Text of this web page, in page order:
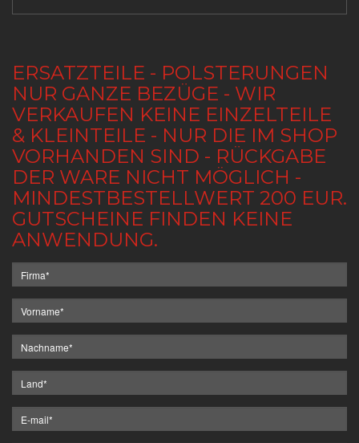
ERSATZTEILE - POLSTERUNGEN
NUR GANZE BEZÜGE - WIR
VERKAUFEN KEINE EINZELTEILE
& KLEINTEILE - NUR DIE IM SHOP
VORHANDEN SIND - RÜCKGABE
DER WARE NICHT MÖGLICH -
MINDESTBESTELLWERT 200 EUR.
GUTSCHEINE FINDEN KEINE
ANWENDUNG.